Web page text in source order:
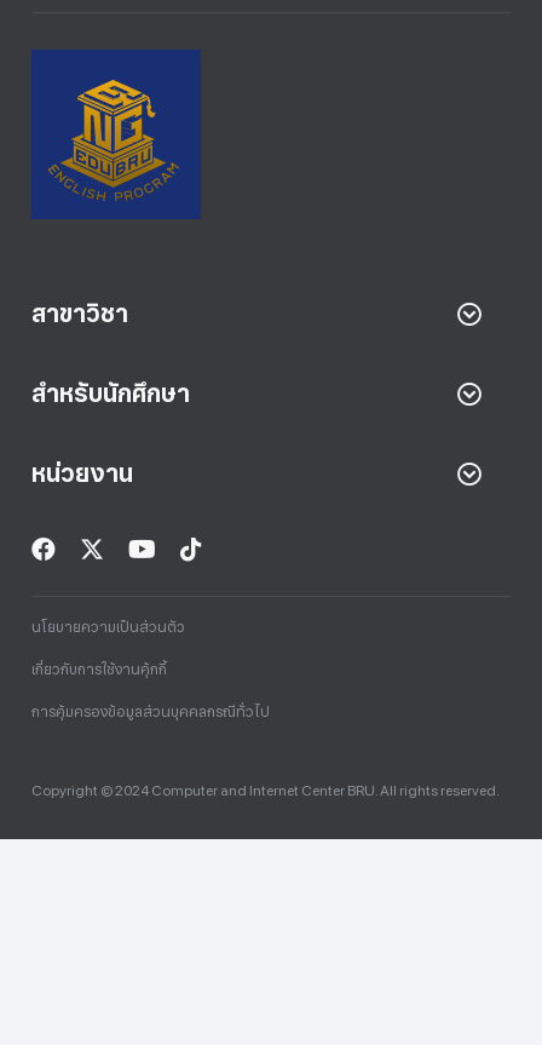
สาขาวิชา
สำหรับนักศึกษา
หน่วยงาน
Copyright © 2024 Computer and Internet Center BRU. All rights reserved.
นโยบายความเป็นส่วนตัว
เกี่ยวกับการใช้งานคุ้กกี้
การคุ้มครองข้อมูลส่วนบุคคลกรณีทั่วไป